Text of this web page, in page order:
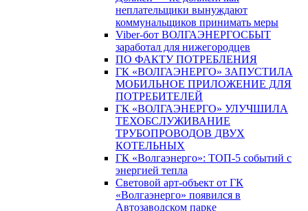
неплательщики вынуждают
коммунальщиков принимать меры
Viber-бот ВОЛГАЭНЕРГОСБЫТ
заработал для нижегородцев
ПО ФАКТУ ПОТРЕБЛЕНИЯ
ГК «ВОЛГАЭНЕРГО» ЗАПУСТИЛА
МОБИЛЬНОЕ ПРИЛОЖЕНИЕ ДЛЯ
ПОТРЕБИТЕЛЕЙ
ГК «ВОЛГАЭНЕРГО» УЛУЧШИЛА
ТЕХОБСЛУЖИВАНИЕ
ТРУБОПРОВОДОВ ДВУХ
КОТЕЛЬНЫХ
ГК «Волгаэнерго»: ТОП-5 событий с
энергией тепла
Световой арт-объект от ГК
«Волгаэнерго» появился в
Автозаводском парке